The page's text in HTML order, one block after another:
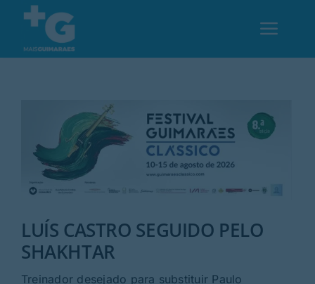
content
Desporto
Opinião
Região
LUÍS CASTRO SEGUIDO PELO
SHAKHTAR
Treinador desejado para substituir Paulo